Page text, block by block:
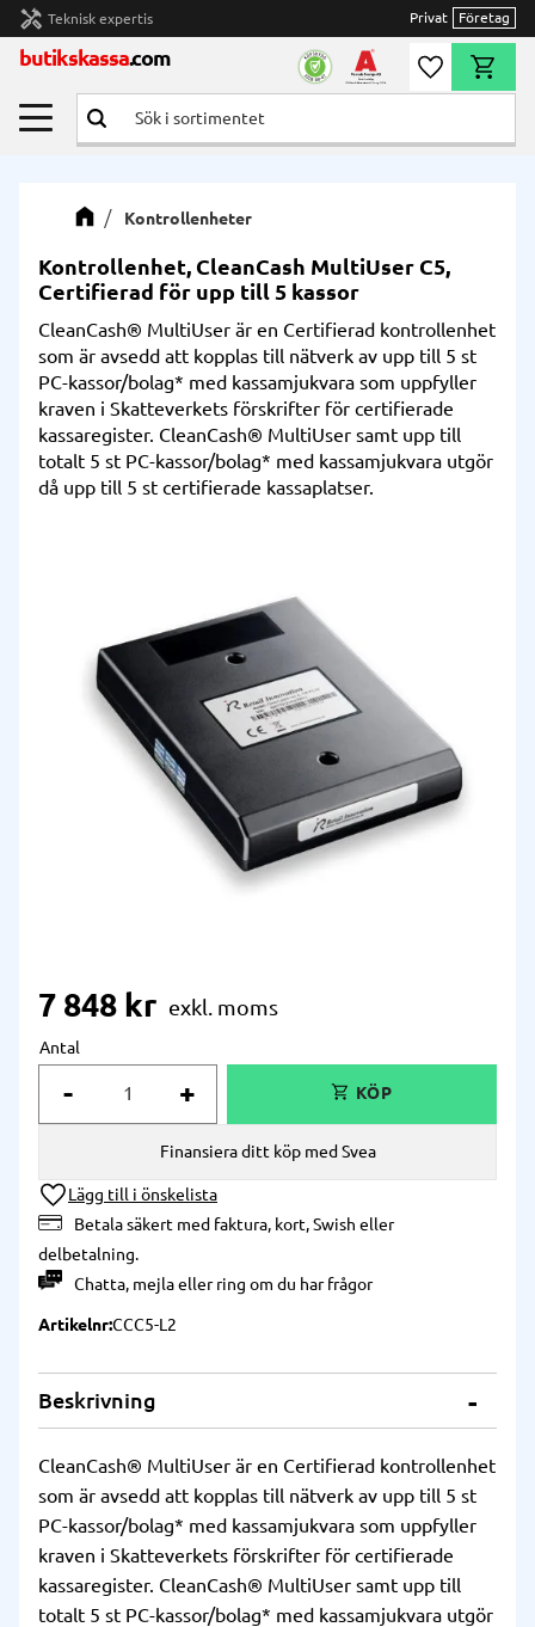
Meny
handyman Teknisk expertis Privat Företag
butikskassa.com Önskelista
Kontrollenheter
Kontrollenhet, CleanCash MultiUser C5,
Certifierad för upp till 5 kassor
CleanCash® MultiUser är en Certifierad kontrollenhet
som är avsedd att kopplas till nätverk av upp till 5 st
PC-kassor/bolag* med kassamjukvara som uppfyller
kraven i Skatteverkets förskrifter för certifierade
kassaregister. CleanCash® MultiUser samt upp till
totalt 5 st PC-kassor/bolag* med kassamjukvara utgör
då upp till 5 st certifierade kassaplatser.
7 848 kr
Antal
+
-
Lägg till i önskelista
Betala säkert med faktura, kort, Swish eller
delbetalning.
Chatta, mejlaellerring om du har frågor
Finansiera ditt köp med Svea
ArtikelnrCCC5-L2
Beskrivning
CleanCash® MultiUser är en Certifierad kontrollenhet
som är avsedd att kopplas till nätverk av upp till 5 st
PC-kassor/bolag* med kassamjukvara som uppfyller
kraven i Skatteverkets förskrifter för certifierade
kassaregister. CleanCash® MultiUser samt upp till
totalt 5 st PC-kassor/bolag* med kassamjukvara utgör